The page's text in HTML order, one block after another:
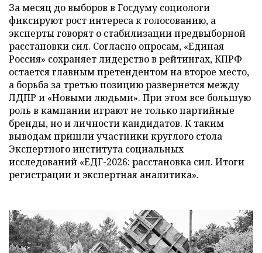
За месяц до выборов в Госдуму социологи
фиксируют рост интереса к голосованию, а
эксперты говорят о стабилизации предвыборной
расстановки сил. Согласно опросам, «Единая
Россия» сохраняет лидерство в рейтингах, КПРФ
остается главным претендентом на второе место,
а борьба за третью позицию развернется между
ЛДПР и «Новыми людьми». При этом все большую
роль в кампании играют не только партийные
бренды, но и личности кандидатов. К таким
выводам пришли участники круглого стола
Экспертного института социальных
исследований «ЕДГ-2026: расстановка сил. Итоги
регистрации и экспертная аналитика».